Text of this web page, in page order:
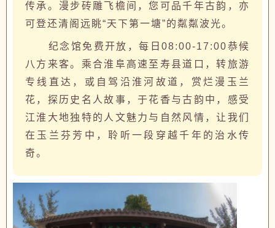
传承。漫步砖雕飞檐间，您可品千年古韵，亦
可登还清阁远眺“天下第一塘”的粼粼波光。
纪念馆免费开放，每日08:00-17:00恭候
八方来客。乘合淮阜高速至寿县道口，转旅游
专线直达，或自驾沿淮河故道，赏烂漫玉兰
花，探历史名人故事，于花香与古韵中，感受
江淮大地独特的人文魅力与自然风情，让我们
在玉兰芬芳中，聆听一段穿越千年的治水传
奇。